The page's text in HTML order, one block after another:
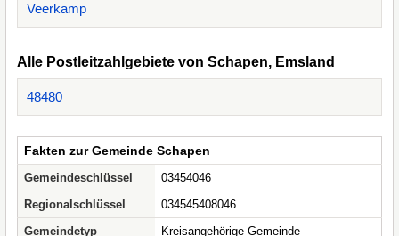
Veerkamp
Alle Postleitzahlgebiete von Schapen, Emsland
48480
Fakten zur Gemeinde Schapen
Gemeindeschlüssel
03454046
Regionalschlüssel
034545408046
Gemeindetyp
Kreisangehörige Gemeinde